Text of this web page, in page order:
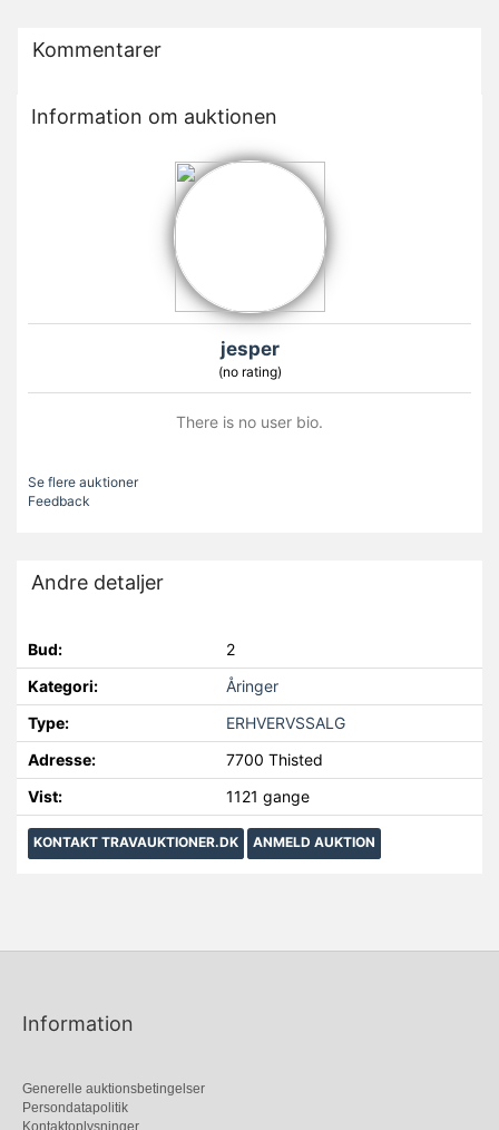
Kommentarer
Information om auktionen
jesper
(no rating)
There is no user bio.
Se flere auktioner
Feedback
Andre detaljer
Bud:
2
Kategori:
Åringer
Type:
ERHVERVSSALG
Adresse:
7700 Thisted
Vist:
1121 gange
KONTAKT TRAVAUKTIONER.DK ANMELD AUKTION
Information
Generelle auktionsbetingelser
Persondatapolitik
Kontaktoplysninger